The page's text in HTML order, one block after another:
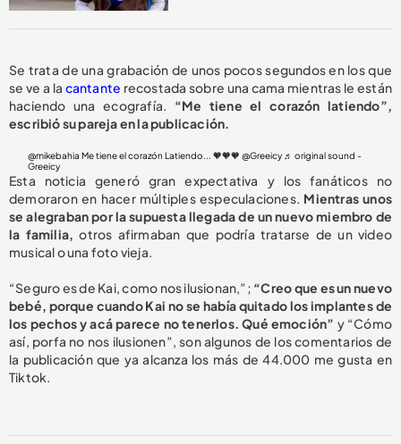
Se trata de una grabación de unos pocos segundos en los que
se ve a la cantante recostada sobre una cama mientras le están
haciendo una ecografía. “Me tiene el corazón latiendo”,
escribió su pareja en la publicación.
@mikebahia Me tiene el corazón Latiendo... 🧡🧡🧡 @Greeicy ♬ original sound -
Greeicy
Esta noticia generó gran expectativa y los fanáticos no
demoraron en hacer múltiples especulaciones. Mientras unos
se alegraban por la supuesta llegada de un nuevo miembro de
la familia,otros afirmaban que podría tratarse de un video
musical o una foto vieja.
“Seguro es de Kai, como nos ilusionan,”; “Creo que es un nuevo
bebé, porque cuando Kai no se había quitado los implantes de
los pechos y acá parece no tenerlos. Qué emoción” y “Cómo
así, porfa no nos ilusionen”, son algunos de los comentarios de
la publicación que ya alcanza los más de 44.000 me gusta en
Tiktok.